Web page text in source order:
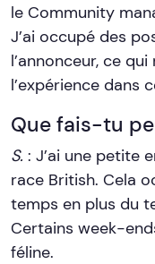
le Community
J’ai occupé des
l’annonceur, ce
l’expérience dans
Que fais-tu
S. : J’ai une petite
race British. Cela
temps en plus du
Certains week-
féline.